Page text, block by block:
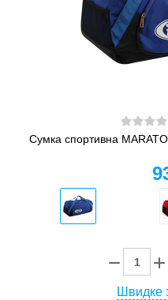
Сумка спортивна
Швидке